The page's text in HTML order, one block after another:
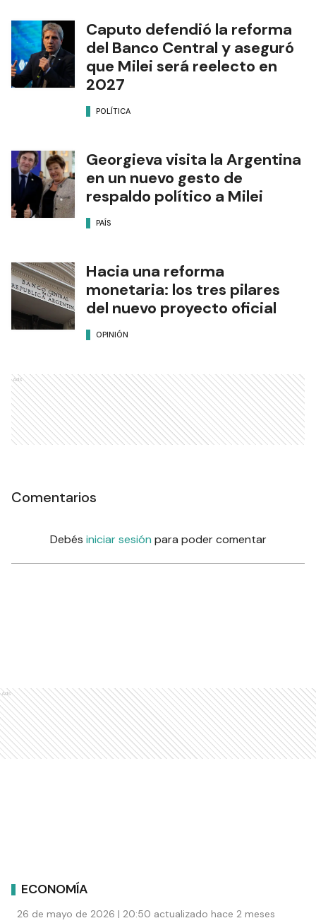
Caputo defendió la reforma
del Banco Central y aseguró
que Milei será reelecto en
2027
POLÍTICA
Georgieva visita la Argentina
en un nuevo gesto de
respaldo político a Milei
PAÍS
Hacia una reforma
monetaria: los tres pilares
del nuevo proyecto oficial
OPINIÓN
Ads
Comentarios
Debés iniciar sesión para poder comentar
Ads
ECONOMÍA
26 de mayo de 2026 | 20:50 actualizado hace 2 meses